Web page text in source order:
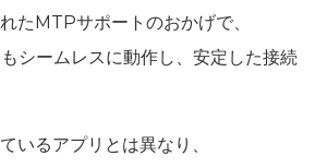
たMTPサポートのおかげで、
シームレスに動作し、安定した接続
いるアプリとは異なり、